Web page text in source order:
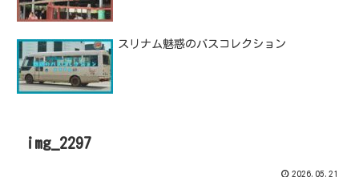
スリナム魅惑のバスコレクション
img_2297
2026.05.21